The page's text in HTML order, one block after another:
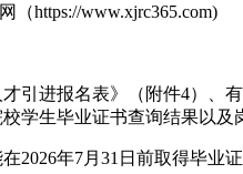
https://www.xjrc365.com)
进报名表》（附件4）、有
学生毕业证书查询结果以及
年7月31日前取得毕业